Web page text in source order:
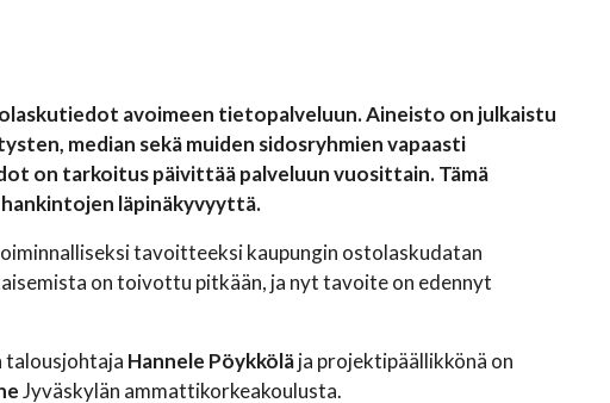
avoimeen tietopalveluun. Aineisto on julkaistu
median sekä muiden sidosryhmien vapaasti
on tarkoitus päivittää palveluun vuosittain. Tämä
läpinäkyvyyttä.
tavoitteeksi kaupungin ostolaskudatan
on toivottu pitkään, ja nyt tavoite on edennyt
talousjohtaja Hannele Pöykköläja projektipäällikkönä on
Jyväskylän ammattikorkeakoulusta.